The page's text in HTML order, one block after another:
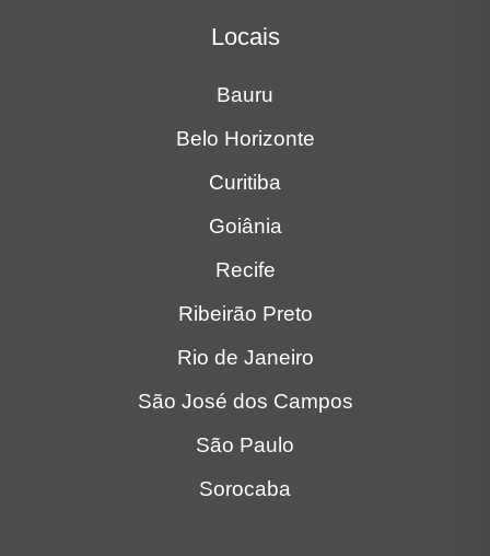
Locais
Bauru
Belo Horizonte
Curitiba
Goiânia
Recife
Ribeirão Preto
Rio de Janeiro
São José dos Campos
São Paulo
Sorocaba